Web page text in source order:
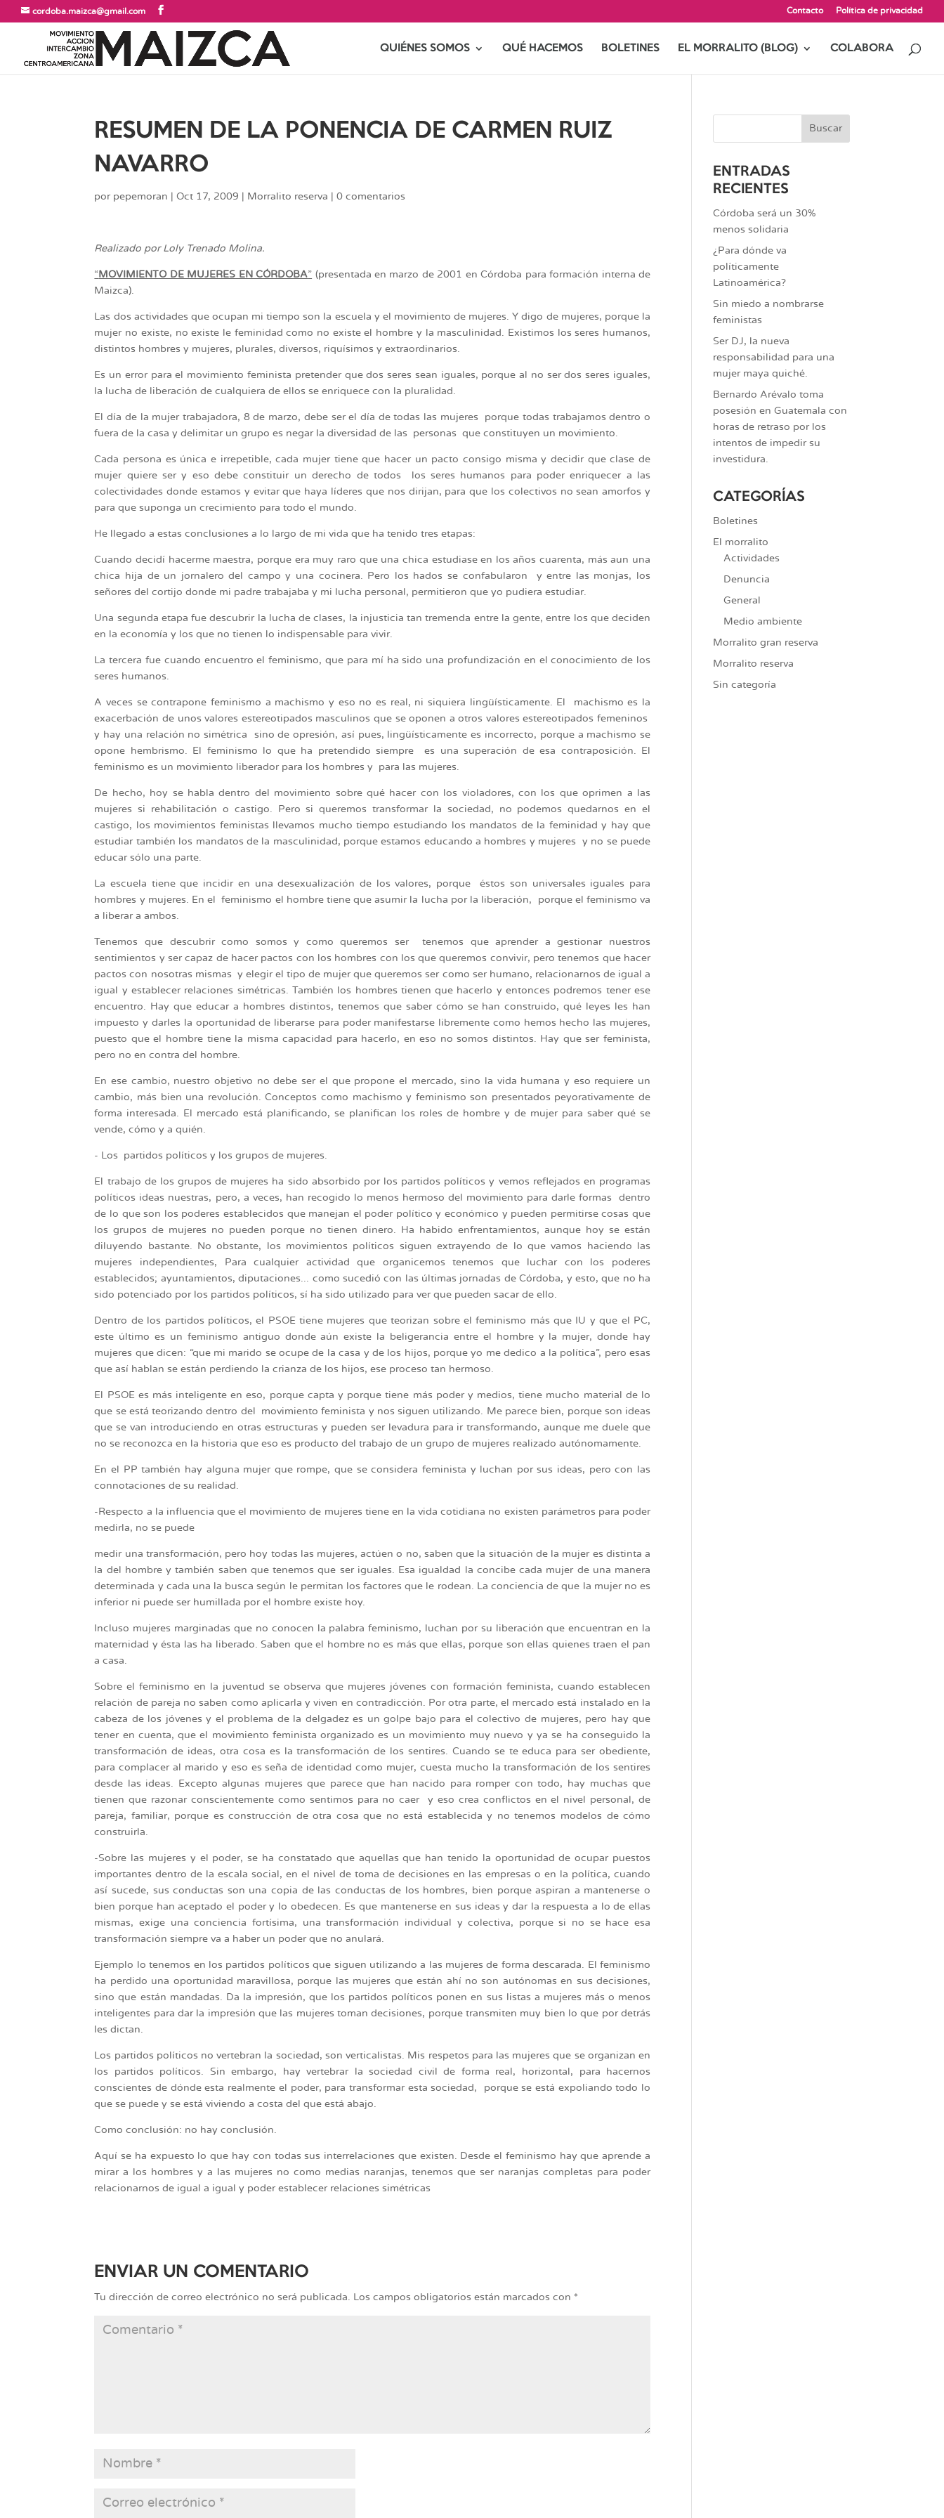
cordoba.maizca@gmail.com Contacto Política de privacidad
QUIÉNES SOMOS QUÉ HACEMOS BOLETINES EL MORRALITO (BLOG) COLABORA
RESUMEN DE LA PONENCIA DE CARMEN RUIZ
NAVARRO
por pepemoran |Oct 17, 2009 Morralito reserva |0 comentarios
Realizado por Loly Trenado Molina.
“MOVIMIENTO DE MUJERES EN CÓRDOBA” (presentada en marzo de 2001 en Córdoba para formación interna de
Maizca).
Las dos actividades que ocupan mi tiempo son la escuela y el movimiento de mujeres. Y digo de mujeres, porque la
mujer no existe, no existe le feminidad como no existe el hombre y la masculinidad. Existimos los seres humanos,
distintos hombres y mujeres, plurales, diversos, riquísimos y extraordinarios.
Es un error para el movimiento feminista pretender que dos seres sean iguales, porque al no ser dos seres iguales,
la lucha de liberación de cualquiera de ellos se enriquece con la pluralidad.
El día de la mujer trabajadora, 8 de marzo, debe ser el día de todas las mujeres porque todas trabajamos dentro o
fuera de la casa y delimitar un grupo es negar la diversidad de las personas que constituyen un movimiento.
Cada persona es única e irrepetible, cada mujer tiene que hacer un pacto consigo misma y decidir que clase de
mujer quiere ser y eso debe constituir un derecho de todos los seres humanos para poder enriquecer a las
colectividades donde estamos y evitar que haya líderes que nos dirijan, para que los colectivos no sean amorfos y
para que suponga un crecimiento para todo el mundo.
He llegado a estas conclusiones a lo largo de mi vida que ha tenido tres etapas:
Cuando decidí hacerme maestra, porque era muy raro que una chica estudiase en los años cuarenta, más aun una
chica hija de un jornalero del campo y una cocinera. Pero los hados se confabularon y entre las monjas, los
señores del cortijo donde mi padre trabajaba y mi lucha personal, permitieron que yo pudiera estudiar.
Una segunda etapa fue descubrir la lucha de clases, la injusticia tan tremenda entre la gente, entre los que deciden
en la economía y los que no tienen lo indispensable para vivir.
La tercera fue cuando encuentro el feminismo, que para mí ha sido una profundización en el conocimiento de los
seres humanos.
A veces se contrapone feminismo a machismo y eso no es real, ni siquiera lingüísticamente. El machismo es la
exacerbación de unos valores estereotipados masculinos que se oponen a otros valores estereotipados femeninos
y hay una relación no simétrica sino de opresión, así pues, lingüísticamente es incorrecto, porque a machismo se
opone hembrismo. El feminismo lo que ha pretendido siempre es una superación de esa contraposición. El
feminismo es un movimiento liberador para los hombres y para las mujeres.
De hecho, hoy se habla dentro del movimiento sobre qué hacer con los violadores, con los que oprimen a las
mujeres si rehabilitación o castigo. Pero si queremos transformar la sociedad, no podemos quedarnos en el
castigo, los movimientos feministas llevamos mucho tiempo estudiando los mandatos de la feminidad y hay que
estudiar también los mandatos de la masculinidad, porque estamos educando a hombres y mujeres y no se puede
educar sólo una parte.
La escuela tiene que incidir en una desexualización de los valores, porque éstos son universales iguales para
hombres y mujeres. En el feminismo el hombre tiene que asumir la lucha por la liberación, porque el feminismo va
a liberar a ambos.
Tenemos que descubrir como somos y como queremos ser tenemos que aprender a gestionar nuestros
sentimientos y ser capaz de hacer pactos con los hombres con los que queremos convivir, pero tenemos que hacer
pactos con nosotras mismas y elegir el tipo de mujer que queremos ser como ser humano, relacionarnos de igual a
igual y establecer relaciones simétricas. También los hombres tienen que hacerlo y entonces podremos tener ese
encuentro. Hay que educar a hombres distintos, tenemos que saber cómo se han construido, qué leyes les han
impuesto y darles la oportunidad de liberarse para poder manifestarse libremente como hemos hecho las mujeres,
puesto que el hombre tiene la misma capacidad para hacerlo, en eso no somos distintos. Hay que ser feminista,
pero no en contra del hombre.
En ese cambio, nuestro objetivo no debe ser el que propone el mercado, sino la vida humana y eso requiere un
cambio, más bien una revolución. Conceptos como machismo y feminismo son presentados peyorativamente de
forma interesada. El mercado está planificando, se planifican los roles de hombre y de mujer para saber qué se
vende, cómo y a quién.
- Los partidos políticos y los grupos de mujeres.
El trabajo de los grupos de mujeres ha sido absorbido por los partidos políticos y vemos reflejados en programas
políticos ideas nuestras, pero, a veces, han recogido lo menos hermoso del movimiento para darle formas dentro
de lo que son los poderes establecidos que manejan el poder político y económico y pueden permitirse cosas que
los grupos de mujeres no pueden porque no tienen dinero. Ha habido enfrentamientos, aunque hoy se están
diluyendo bastante. No obstante, los movimientos políticos siguen extrayendo de lo que vamos haciendo las
mujeres independientes, Para cualquier actividad que organicemos tenemos que luchar con los poderes
establecidos; ayuntamientos, diputaciones... como sucedió con las últimas jornadas de Córdoba, y esto, que no ha
sido potenciado por los partidos políticos, sí ha sido utilizado para ver que pueden sacar de ello.
Dentro de los partidos políticos, el PSOE tiene mujeres que teorizan sobre el feminismo más que IU y que el PC,
este último es un feminismo antiguo donde aún existe la beligerancia entre el hombre y la mujer, donde hay
mujeres que dicen: “que mi marido se ocupe de la casa y de los hijos, porque yo me dedico a la política”, pero esas
que así hablan se están perdiendo la crianza de los hijos, ese proceso tan hermoso.
El PSOE es más inteligente en eso, porque capta y porque tiene más poder y medios, tiene mucho material de lo
que se está teorizando dentro del movimiento feminista y nos siguen utilizando. Me parece bien, porque son ideas
que se van introduciendo en otras estructuras y pueden ser levadura para ir transformando, aunque me duele que
no se reconozca en la historia que eso es producto del trabajo de un grupo de mujeres realizado autónomamente.
En el PP también hay alguna mujer que rompe, que se considera feminista y luchan por sus ideas, pero con las
connotaciones de su realidad.
-Respecto a la influencia que el movimiento de mujeres tiene en la vida cotidiana no existen parámetros para poder
medirla, no se puede
medir una transformación, pero hoy todas las mujeres, actúen o no, saben que la situación de la mujer es distinta a
la del hombre y también saben que tenemos que ser iguales. Esa igualdad la concibe cada mujer de una manera
determinada y cada una la busca según le permitan los factores que le rodean. La conciencia de que la mujer no es
inferior ni puede ser humillada por el hombre existe hoy.
Incluso mujeres marginadas que no conocen la palabra feminismo, luchan por su liberación que encuentran en la
maternidad y ésta las ha liberado. Saben que el hombre no es más que ellas, porque son ellas quienes traen el pan
a casa.
Sobre el feminismo en la juventud se observa que mujeres jóvenes con formación feminista, cuando establecen
relación de pareja no saben como aplicarla y viven en contradicción. Por otra parte, el mercado está instalado en la
cabeza de los jóvenes y el problema de la delgadez es un golpe bajo para el colectivo de mujeres, pero hay que
tener en cuenta, que el movimiento feminista organizado es un movimiento muy nuevo y ya se ha conseguido la
transformación de ideas, otra cosa es la transformación de los sentires. Cuando se te educa para ser obediente,
para complacer al marido y eso es seña de identidad como mujer, cuesta mucho la transformación de los sentires
desde las ideas. Excepto algunas mujeres que parece que han nacido para romper con todo, hay muchas que
tienen que razonar conscientemente como sentimos para no caer y eso crea conflictos en el nivel personal, de
pareja, familiar, porque es construcción de otra cosa que no está establecida y no tenemos modelos de cómo
construirla.
-Sobre las mujeres y el poder, se ha constatado que aquellas que han tenido la oportunidad de ocupar puestos
importantes dentro de la escala social, en el nivel de toma de decisiones en las empresas o en la política, cuando
así sucede, sus conductas son una copia de las conductas de los hombres, bien porque aspiran a mantenerse o
bien porque han aceptado el poder y lo obedecen. Es que mantenerse en sus ideas y dar la respuesta a lo de ellas
mismas, exige una conciencia fortísima, una transformación individual y colectiva, porque si no se hace esa
transformación siempre va a haber un poder que no anulará.
Ejemplo lo tenemos en los partidos políticos que siguen utilizando a las mujeres de forma descarada. El feminismo
ha perdido una oportunidad maravillosa, porque las mujeres que están ahí no son autónomas en sus decisiones,
sino que están mandadas. Da la impresión, que los partidos políticos ponen en sus listas a mujeres más o menos
inteligentes para dar la impresión que las mujeres toman decisiones, porque transmiten muy bien lo que por detrás
les dictan.
Los partidos políticos no vertebran la sociedad, son verticalistas. Mis respetos para las mujeres que se organizan en
los partidos políticos. Sin embargo, hay vertebrar la sociedad civil de forma real, horizontal, para hacernos
conscientes de dónde esta realmente el poder, para transformar esta sociedad, porque se está expoliando todo lo
que se puede y se está viviendo a costa del que está abajo.
Como conclusión: no hay conclusión.
Aquí se ha expuesto lo que hay con todas sus interrelaciones que existen. Desde el feminismo hay que aprende a
mirar a los hombres y a las mujeres no como medias naranjas, tenemos que ser naranjas completas para poder
relacionarnos de igual a igual y poder establecer relaciones simétricas
ENVIAR UN COMENTARIO
Tu dirección de correo electrónico no será publicada. Los campos obligatorios están marcados con *
ENTRADAS
RECIENTES
Córdoba será un 30%
menos solidaria
¿Para dónde va
políticamente
Latinoamérica?
Sin miedo a nombrarse
feministas
Ser DJ, la nueva
responsabilidad para una
mujer maya quiché.
Bernardo Arévalo toma
posesión en Guatemala con
horas de retraso por los
intentos de impedir su
investidura.
CATEGORÍAS
Boletines
El morralito
Actividades
Denuncia
General
Medio ambiente
Morralito gran reserva
Morralito reserva
Sin categoría